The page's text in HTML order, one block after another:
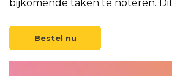
bijkomende taken te noteren.
Bestel nu